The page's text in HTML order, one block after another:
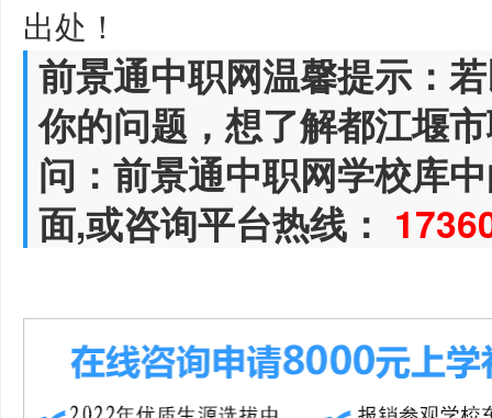
出处！
前景通中职网温馨提示：
你的问题，想了解都江堰
问：前景通中职网学校库
面,或咨询平台热线：